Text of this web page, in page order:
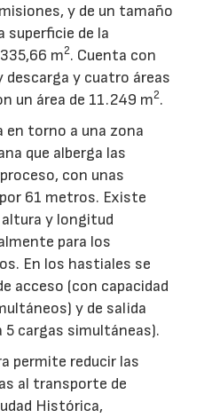
y de un tamaño
superficie de la
m2. Cuenta con
descarga y cuatro áreas
un área de 11.249 m2.
en torno a una zona
que alberga las
con unas
61 metros. Existe
y longitud
para los
En los hastiales se
acceso (con capacidad
y de salida
5 cargas simultáneas).
permite reducir las
al transporte de
Histórica,